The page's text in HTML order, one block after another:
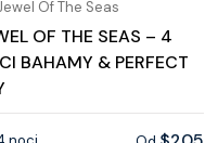
Of The Seas
OF THE SEAS – 4
BAHAMY & PERFECT